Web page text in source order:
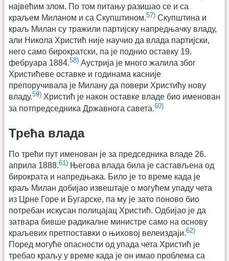
највећим злом. По том питању разишао се и са
краљем Миланом и са Скупштином.57) Скупштина и
краљ Милан су тражили партијску напредњачку владу,
али Никола Христић није научио да влада партијски,
него само бирократски, па је поднио оставку 19.
фебруара 1884.58) Аустрија је много жалила због
Христићеве оставке и годинама касније
препоручивала је Милану да повери Христићу нову
владу.59) Христић је након оставке владе био именован
за потпредседника Државнога савета.60)
Трећа влада
По трећи пут именован је за председника владе 26.
априла 1888.61) Његова влада била је састављена од
бирократа и напредњака. Било је то време када је
краљ Милан добијао извештаје о могућем упаду чета
из Црне Горе и Бугарске, па му је зато поново био
потребан искусан полицајац Христић. Одбијао је да
затвара бивше радикалне министре само на основу
краљевих претпоставки о њиховој велеиздаји.62)
Поред могуће опасности од упада чета Христић је
требао краљу у време када је он имао проблема са